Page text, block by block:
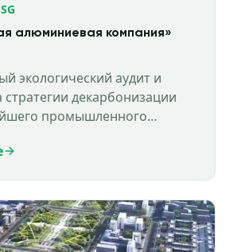
алюминиевая компания»
экологический аудит и
стратегии декарбонизации
промышленного